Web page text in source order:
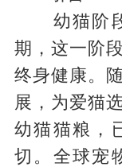
幼猫阶段
期，这一阶
终身健康。
展，为爱猫
幼猫猫粮，
切。全球宠